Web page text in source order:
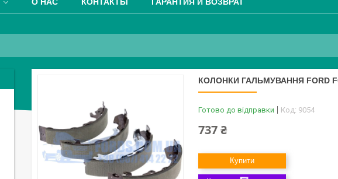
КОЛОНКИ ГАЛЬМУВАННЯ FORD
Готово до відправки Код: 9054
737 ₴
Купити